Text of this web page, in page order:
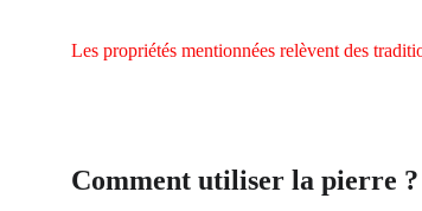
Les propriétés mentionnées relèvent des
Comment utiliser la pierre ?